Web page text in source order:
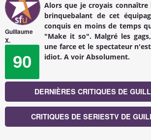
Guillaume
X.
90
Alors que je croyais connaître
brinquebalant de cet
conquis en moins de temps
"Make it so". Malgré les
une farce et le spectateur
idiot. A voir Absolument.
DERNIÈRES CRITIQUES DE
CRITIQUES DE SERIESTV DE